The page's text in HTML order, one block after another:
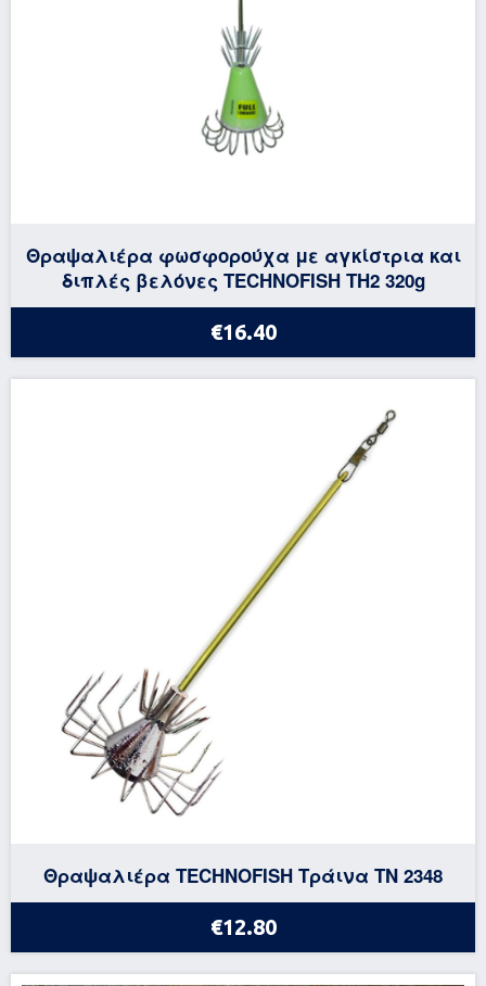
Θραψαλιέρα φωσφορούχα με αγκίστρια και
διπλές βελόνες TECHNOFISH TH2 320g
€16.40
Θραψαλιέρα TECHNOFISH Τράινα ΤΝ 2348
€12.80